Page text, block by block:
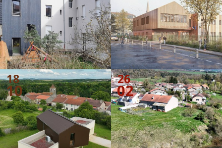
18
10
26
02